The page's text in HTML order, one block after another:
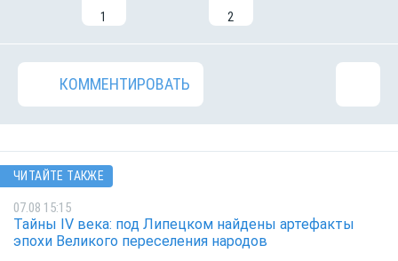
1 2
КОММЕНТИРОВАТЬ
ЧИТАЙТЕ ТАКЖЕ
07.08 15:15
Тайны IV века: под Липецком найдены артефакты
эпохи Великого переселения народов